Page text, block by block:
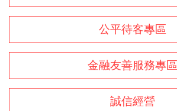
公平待客專區
金融友善服務專區
誠信經營